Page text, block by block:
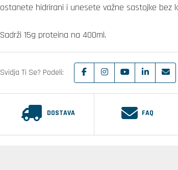
ostanete hidrirani i unesete važne sastojke bez
Sadrži 15g proteina na 400ml.
Svidja Ti Se? Podeli:
DOSTAVA FAQ